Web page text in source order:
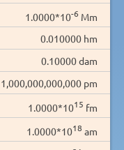
1.0000*10-6 Mm
0.010000 hm
0.10000 dam
1,000,000,000,000 pm
1.0000*1015 fm
1.0000*1018 am